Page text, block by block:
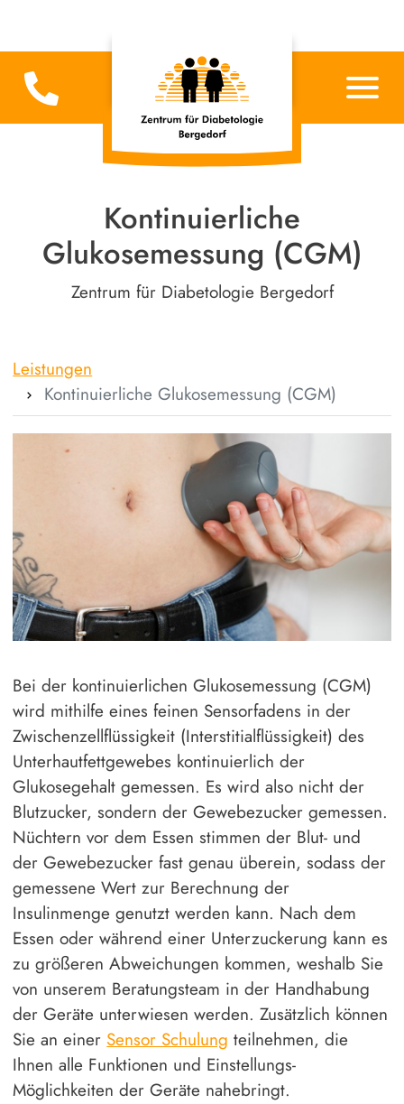
Kontinuierliche
Glukosemessung (CGM)
Zentrum für Diabetologie Bergedorf
Leistungen
Kontinuierliche Glukosemessung (CGM)
Bei der kontinuierlichen Glukosemessung (CGM)
wird mithilfe eines feinen Sensorfadens in der
Zwischenzellflüssigkeit (Interstitialflüssigkeit) des
Unterhautfettgewebes kontinuierlich der
Glukosegehalt gemessen. Es wird also nicht der
Blutzucker, sondern der Gewebezucker gemessen.
Nüchtern vor dem Essen stimmen der Blut- und
der Gewebezucker fast genau überein, sodass der
gemessene Wert zur Berechnung der
Insulinmenge genutzt werden kann. Nach dem
Essen oder während einer Unterzuckerung kann es
zu größeren Abweichungen kommen, weshalb Sie
von unserem Beratungsteam in der Handhabung
der Geräte unterwiesen werden. Zusätzlich können
Sie an einer Sensor Schulung teilnehmen, die
Ihnen alle Funktionen und Einstellungs-
Möglichkeiten der Geräte nahebringt.